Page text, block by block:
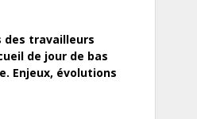
des travailleurs
de jour de bas
Enjeux, évolutions